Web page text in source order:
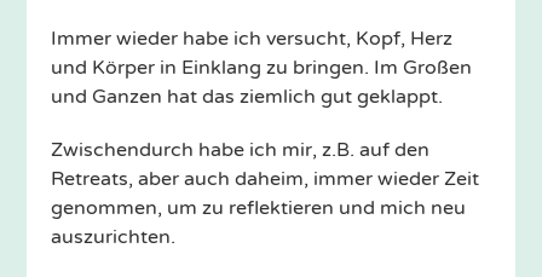
Immer wieder habe ich versucht, Kopf, Herz
und Körper in Einklang zu bringen. Im Großen
und Ganzen hat das ziemlich gut geklappt.
Zwischendurch habe ich mir, z.B. auf den
Retreats, aber auch daheim, immer wieder Zeit
genommen, um zu reflektieren und mich neu
auszurichten.